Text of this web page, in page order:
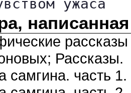
ужаса
рассказы
Рассказы.
самгина. часть 1.